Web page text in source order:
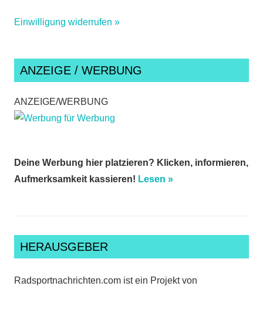
Einwilligung widerrufen »
ANZEIGE / WERBUNG
ANZEIGE/WERBUNG
Deine Werbung hier platzieren? Klicken, informieren,
Aufmerksamkeit kassieren! Lesen »
HERAUSGEBER
Radsportnachrichten.com ist ein Projekt von